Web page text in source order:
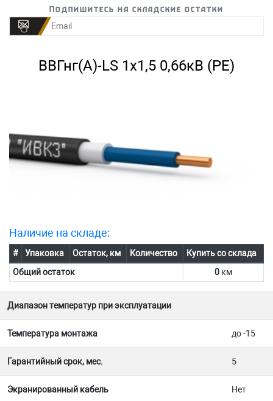
Подпишитесь на складские остатки
ВВГнг(А)-LS 1х1,5 0,66кВ (PE)
Наличие на складе:
# Упаковка Остаток, км Количество
Купить со склада
Общий остаток
0 км
Диапазон температур при эксплуатации
Температура монтажа до -15
Гарантийный срок, мес. 5
Экранированный кабель Нет